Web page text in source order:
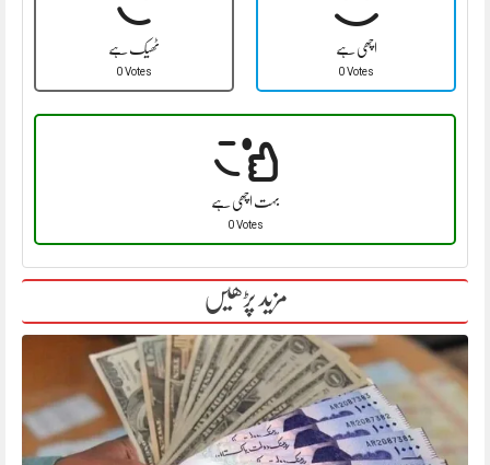
ٹھیک ہے
0 Votes
اچھی ہے
0 Votes
بہت اچھی ہے
0 Votes
مزید پڑھیں